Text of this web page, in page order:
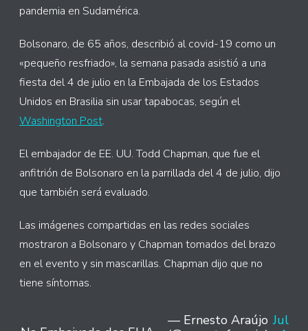
pandemia en Sudamérica.
Bolsonaro, de 65 años, describió al covid-19 como un
«pequeño resfriado», la semana pasada asistió a una
fiesta del 4 de julio en la Embajada de los Estados
Unidos en Brasilia sin usar tapabocas, según el
Washington Post.
El embajador de EE. UU. Todd Chapman, que fue el
anfitrión de Bolsonaro en la parrillada del 4 de julio, dijo
que también será evaluado.
Las imágenes compartidas en las redes sociales
mostraron a Bolsonaro y Chapman tomados del brazo
en el evento y sin mascarillas. Chapman dijo que no
tiene síntomas.
— Ernesto Araújo July